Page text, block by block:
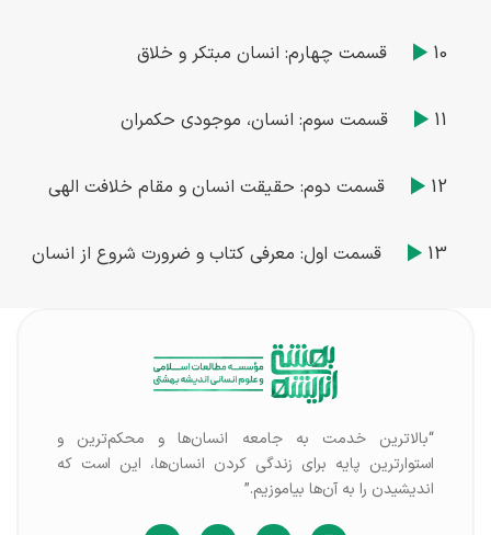
10 قسمت چهارم: انسان مبتکر و خلاق
11 قسمت سوم: انسان، موجودی حکمران
12 قسمت دوم: حقیقت انسان و مقام خلافت الهی
13 قسمت اول: معرفی کتاب و ضرورت شروع از انسان
“بالاترین خدمت به جامعه انسان‌ها و محکم‌ترین و
استوارترین پایه برای زندگی کردن انسان‌ها، این است که
اندیشیدن را به آن‌ها بیاموزیم.”